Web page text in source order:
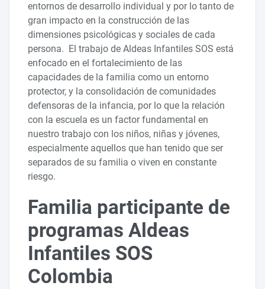
entornos de desarrollo individual y por lo tanto de
gran impacto en la construcción de las
dimensiones psicológicas y sociales de cada
persona. El trabajo de Aldeas Infantiles SOS está
enfocado en el fortalecimiento de las
capacidades de la familia como un entorno
protector, y la consolidación de comunidades
defensoras de la infancia, por lo que la relación
con la escuela es un factor fundamental en
nuestro trabajo con los niños, niñas y jóvenes,
especialmente aquellos que han tenido que ser
separados de su familia o viven en constante
riesgo.
Familia participante de
programas Aldeas
Infantiles SOS
Colombia